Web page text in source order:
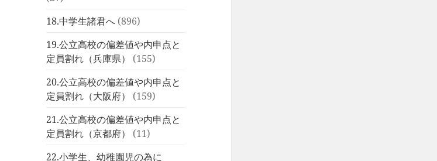
18.中学生諸君へ (896)
19.公立高校の偏差値や内申点と
定員割れ（兵庫県）
(155)
20.公立高校の偏差値や内申点と
定員割れ（大阪府）
(159)
21.公立高校の偏差値や内申点と
定員割れ（京都府）
(11)
22.小学生、幼稚園児の為に